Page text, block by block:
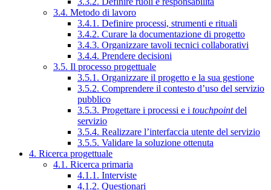
3.4. Metodo di lavoro
3.4.1. Definire processi, strumenti e rituali
3.4.2. Curare la documentazione di progetto
3.4.3. Organizzare tavoli tecnici collaborativi
3.4.4. Prendere decisioni
3.5. Il processo progettuale
3.5.1. Organizzare il progetto e la sua gestione
3.5.2. Comprendere il contesto d’uso del servizio
pubblico
3.5.3. Progettare i processi e i touchpointdel
servizio
3.5.4. Realizzare l’interfaccia utente del servizio
3.5.5. Validare la soluzione ottenuta
4. Ricerca progettuale
4.1. Ricerca primaria
4.1.1. Interviste
4.1.2. Questionari